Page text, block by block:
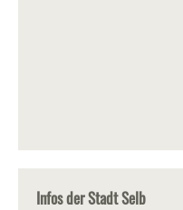
Infos der Stadt Selb